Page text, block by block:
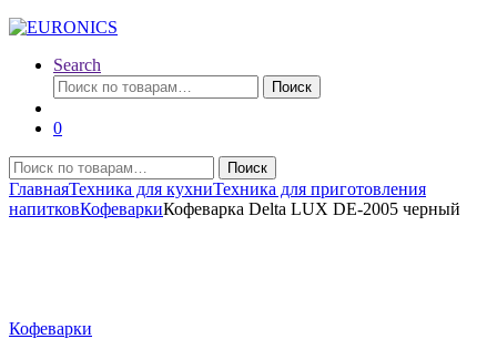
Search
Искать:
Поиск
0
Искать:
Поиск
ГлавнаяТехника для кухниТехника для приготовления
напитковКофеваркиКофеварка Delta LUX DE-2005 черный
Кофеварки